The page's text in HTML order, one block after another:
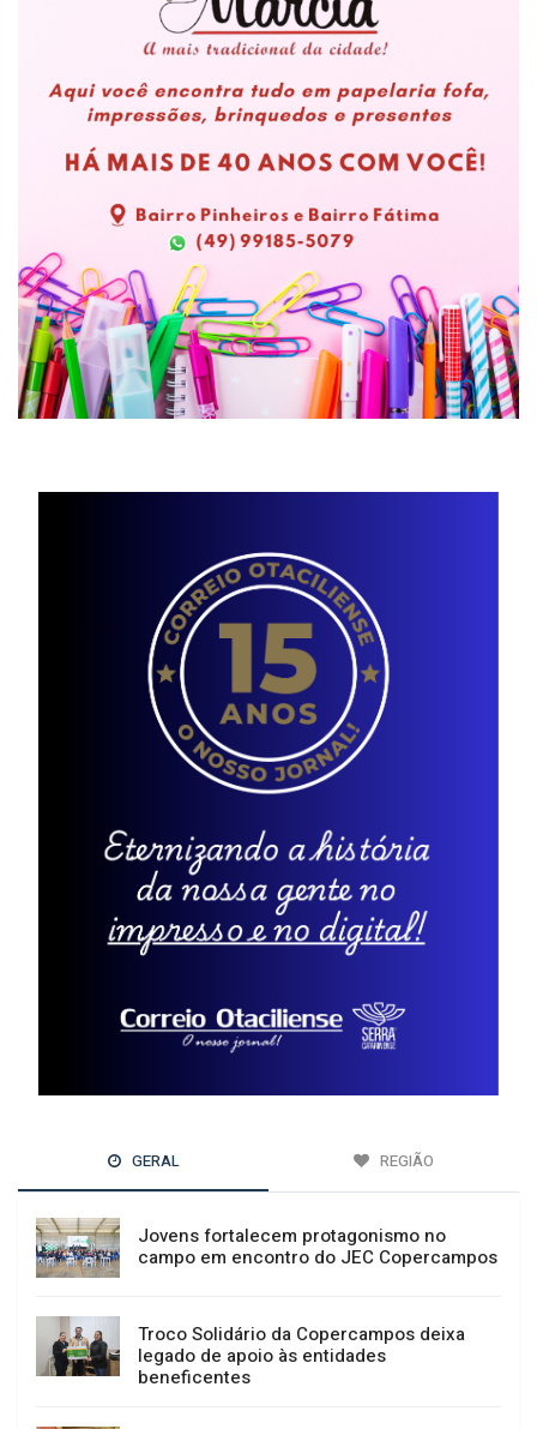
GERAL REGIÃO
Jovens fortalecem protagonismo no
campo em encontro do JEC Copercampos
Troco Solidário da Copercampos deixa
legado de apoio às entidades
beneficentes